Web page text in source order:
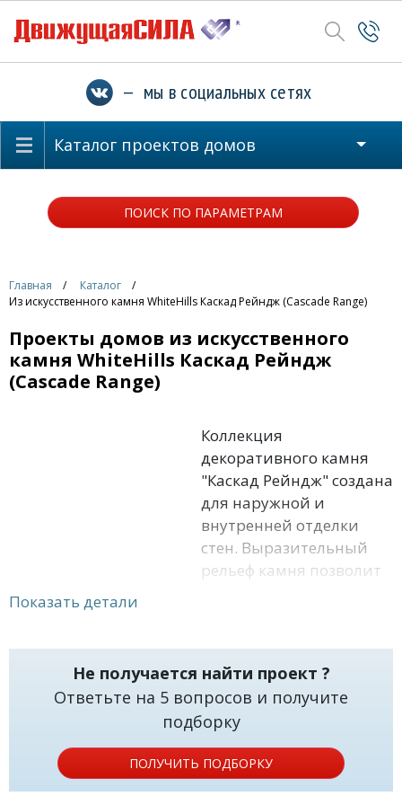
— мы в социальных сетях
Каталог проектов домов
ПОИСК ПО ПАРАМЕТРАМ
Главная
Каталог
Из искусственного камня WhiteHills Каскад Рейндж (Cascade Range)
Проекты домов из искусственного
камня WhiteHills Каскад Рейндж
(Cascade Range)
Коллекция
декоративного камня
"Каскад Рейндж" создана
для наружной и
внутренней отделки
стен. Выразительный
рельеф камня позволит
утонченной.
Толщина изделий до 1,9
см позволяет
существенно экономить
пространство.
Небольшой вес камня
Показать детали
Не получается найти проект ?
Ответьте на 5 вопросов и получите
подборку
ПОЛУЧИТЬ ПОДБОРКУ